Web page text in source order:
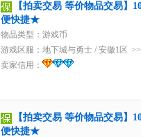
【拍卖交易 等价物品交易】
便快捷★
物品类型：游戏币
游戏区服： 地下城与勇士 / 安徽1区
卖家信用：
【拍卖交易 等价物品交易】
便快捷★